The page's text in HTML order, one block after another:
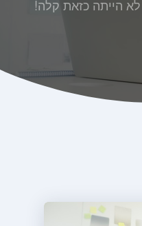
הייתה כזאת קלה!